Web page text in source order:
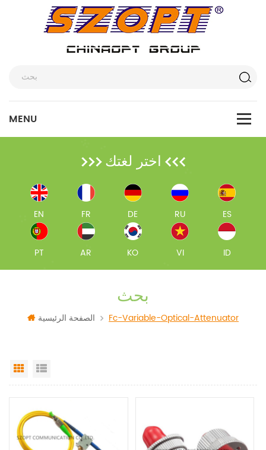
اختر لغتك
EN FR DE RU ES
PT AR KO VI ID
بحث
الصفحة الرئيسية Fc-Variable-Optical-Attenuator
Grid View